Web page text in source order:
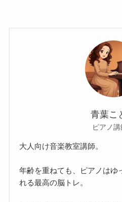
青葉こ
ピアノ
大人向け音楽教室講師。
年齢を重ねても、ピアノはゆ
れる最高の脳トレ。